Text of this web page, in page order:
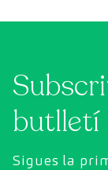
butlletí
Sigues la